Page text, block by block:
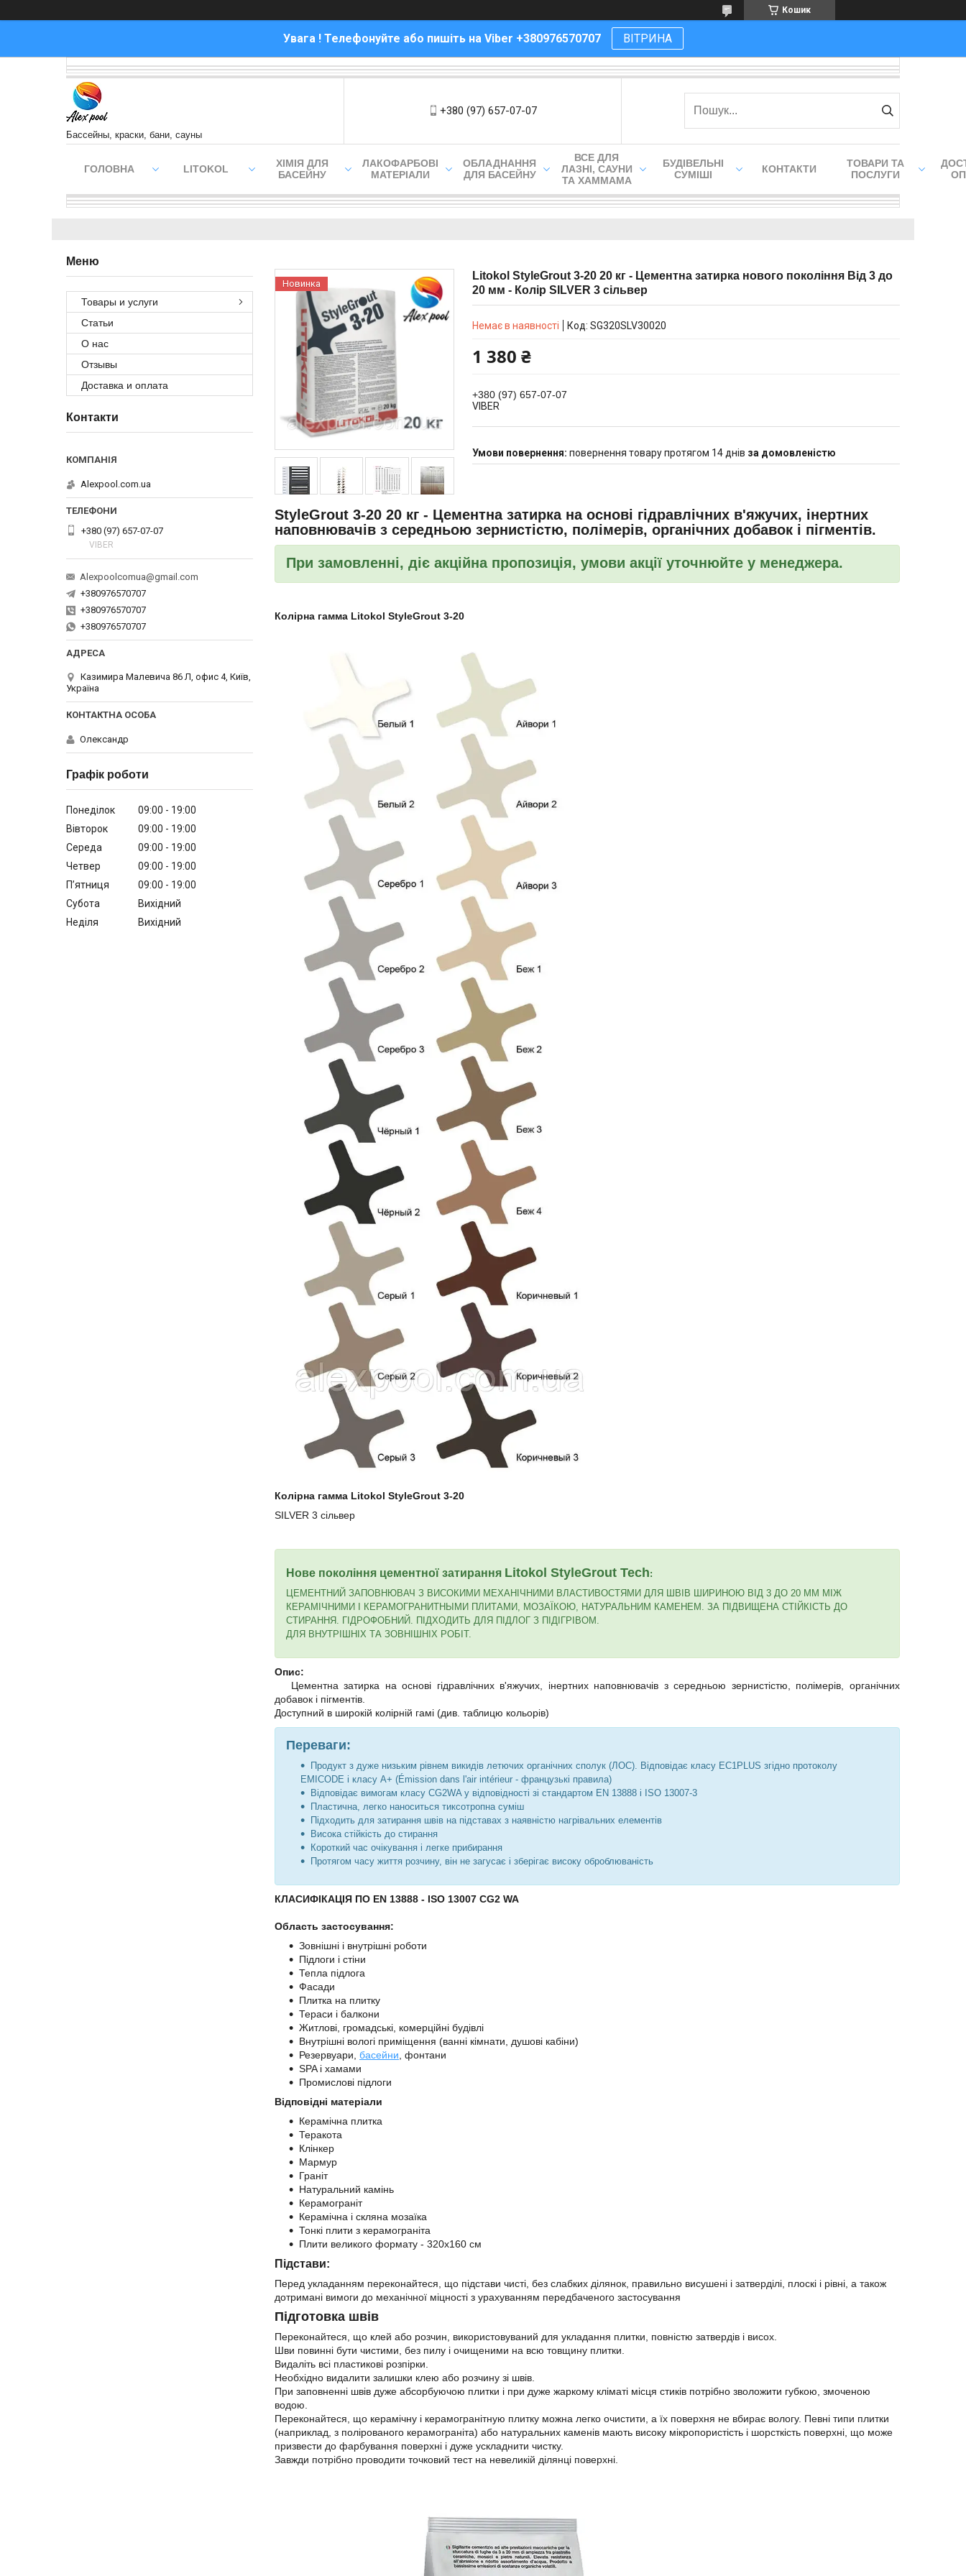
Кошик
Увага ! Телефонуйте або пишіть на Viber +380976570707 ВІТРИНА
Бассейны, краски, бани, сауны
+380 (97) 657-07-07
ГОЛОВНА LITOKOL
ХІМІЯ ДЛЯ
БАСЕЙНУ
ЛАКОФАРБОВІ
МАТЕРІАЛИ
ОБЛАДНАННЯ
ДЛЯ БАСЕЙНУ
ВСЕ ДЛЯ
ЛАЗНІ, САУНИ
ТА ХАММАМА
БУДІВЕЛЬНІ
СУМІШІ
КОНТАКТИ
ТОВАРИ ТА
ПОСЛУГИ
Новинка
Litokol StyleGrout 3-20 20 кг - Цементна затирка нового покоління Від 3 до
20 мм - Колір SILVER 3 сільвер
Немає в наявності Код: SG320SLV30020
1 380 ₴
+380 (97) 657-07-07
VIBER
повернення товару протягом 14 днів за домовленістю
StyleGrout 3-20 20 кг - Цементна затирка на основі гідравлічних в'яжучих, інертних
наповнювачів з середньою зернистістю, полімерів, органічних добавок і пігментів.
При замовленні, діє акційна пропозиція, умови акції уточнюйте у менеджера.
Колірна гамма Litokol StyleGrout 3-20
Колірна гамма Litokol StyleGrout 3-20
SILVER 3 сільвер
Нове покоління цементної затирання Litokol StyleGrout Tech:
ЦЕМЕНТНИЙ ЗАПОВНЮВАЧ З ВИСОКИМИ МЕХАНІЧНИМИ ВЛАСТИВОСТЯМИ ДЛЯ ШВІВ ШИРИНОЮ ВІД 3 ДО 20 ММ МІЖ
КЕРАМІЧНИМИ І КЕРАМОГРАНИТНЫМИ ПЛИТАМИ, МОЗАЇКОЮ, НАТУРАЛЬНИМ КАМЕНЕМ. ЗА ПІДВИЩЕНА СТІЙКІСТЬ ДО
СТИРАННЯ. ГІДРОФОБНИЙ. ПІДХОДИТЬ ДЛЯ ПІДЛОГ З ПІДІГРІВОМ.
ДЛЯ ВНУТРІШНІХ ТА ЗОВНІШНІХ РОБІТ.
Опис:
Цементна затирка на основі гідравлічних в'яжучих, інертних наповнювачів з середньою зернистістю, полімерів, органічних
добавок і пігментів.
Доступний в широкій колірній гамі (див. таблицю кольорів)
Переваги:
Продукт з дуже низьким рівнем викидів летючих органічних сполук (ЛОС). Відповідає класу EC1PLUS згідно протоколу
EMICODE і класу A+ (Émission dans l'air intérieur - французькі правила)
Відповідає вимогам класу CG2WA у відповідності зі стандартом EN 13888 і ISO 13007-3
Пластична, легко наноситься тиксотропна суміш
Підходить для затирання швів на підставах з наявністю нагрівальних елементів
Висока стійкість до стирання
Короткий час очікування і легке прибирання
Протягом часу життя розчину, він не загусає і зберігає високу оброблюваність
КЛАСИФІКАЦІЯ ПО EN 13888 - ISO 13007 CG2 WA
Область застосування:
Зовнішні і внутрішні роботи
Підлоги і стіни
Тепла підлога
Фасади
Плитка на плитку
Тераси і балкони
Житлові, громадські, комерційні будівлі
Внутрішні вологі приміщення (ванні кімнати, душові кабіни)
Резервуари, басейни , фонтани
SPA і хамами
Промислові підлоги
Відповідні матеріали
Керамічна плитка
Теракота
Клінкер
Мармур
Граніт
Натуральний камінь
Керамограніт
Керамічна і скляна мозаїка
Тонкі плити з керамограніта
Плити великого формату - 320х160 см
Підстави:
Перед укладанням переконайтеся, що підстави чисті, без слабких ділянок, правильно висушені і затверділі, плоскі і рівні, а також
дотримані вимоги до механічної міцності з урахуванням передбаченого застосування
Підготовка швів
Переконайтеся, що клей або розчин, використовуваний для укладання плитки, повністю затвердів і висох.
Шви повинні бути чистими, без пилу і очищеними на всю товщину плитки.
Видаліть всі пластикові розпірки.
Необхідно видалити залишки клею або розчину зі швів.
При заповненні швів дуже абсорбуючою плитки і при дуже жаркому кліматі місця стиків потрібно зволожити губкою, змоченою
водою.
Переконайтеся, що керамічну і керамогранітную плитку можна легко очистити, а їх поверхня не вбирає вологу. Певні типи плитки
(наприклад, з полірованого керамограніта) або натуральних каменів мають високу мікропористість і шорсткість поверхні, що може
призвести до фарбування поверхні і дуже ускладнити чистку.
Завжди потрібно проводити точковий тест на невеликій ділянці поверхні.
Товары и услуги
Статьи
О нас
Отзывы
Доставка и оплата
Контакти
Alexpool.com.ua
+380 (97) 657-07-07
VIBER
Alexpoolcomua@gmail.com
+380976570707
+380976570707
+380976570707
Казимира Малевича 86 Л, офис 4, Київ,
Україна
Олександр
Графік роботи
Понеділок 09:00
19:00
Вівторок
09:00
19:00
Середа
09:00
19:00
Четвер
09:00
19:00
Пʼятниця
09:00
19:00
Субота
Вихідний
Неділя
Вихідний